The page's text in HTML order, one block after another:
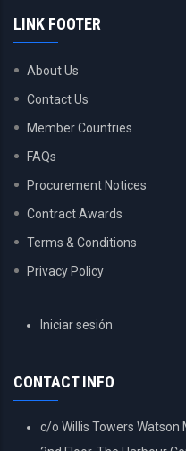
LINK FOOTER
About Us
Contact Us
Member Countries
FAQs
Procurement Notices
Contract Awards
Terms & Conditions
Privacy Policy
USERIniciar sesión
CONTACT INFO
c/o Willis Towers